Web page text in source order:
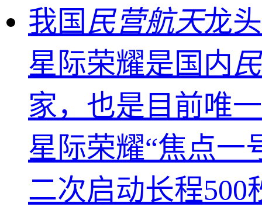
我国 民营航天龙
星际荣耀是国内
家，也是目前唯
星际荣耀“焦点一
二次启动长程500